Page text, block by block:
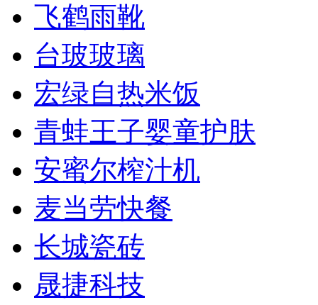
飞鹤雨靴
台玻玻璃
宏绿自热米饭
青蛙王子婴童护肤
安蜜尔榨汁机
麦当劳快餐
长城瓷砖
晟捷科技